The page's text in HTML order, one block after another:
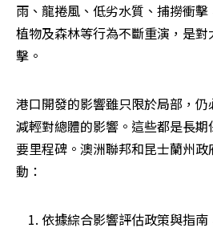
雨、龍捲風、低劣水質、捕撈衝
植物及森林等行為不斷重演，是
擊。
港口開發的影響雖只限於局部，仍
減輕對總體的影響。這些都是長
要里程碑。澳洲聯邦和昆士蘭州
動：
依據綜合影響評估政策與指